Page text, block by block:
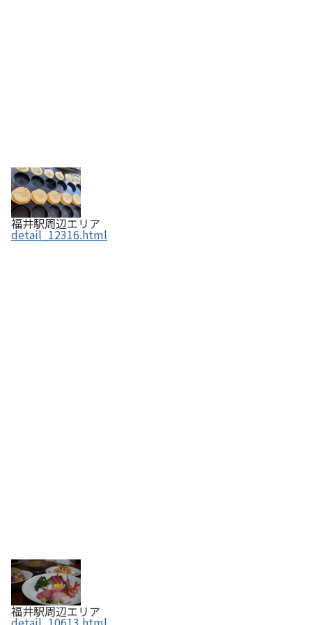
福井駅周辺エリア
detail_12316.html
福井駅周辺エリア